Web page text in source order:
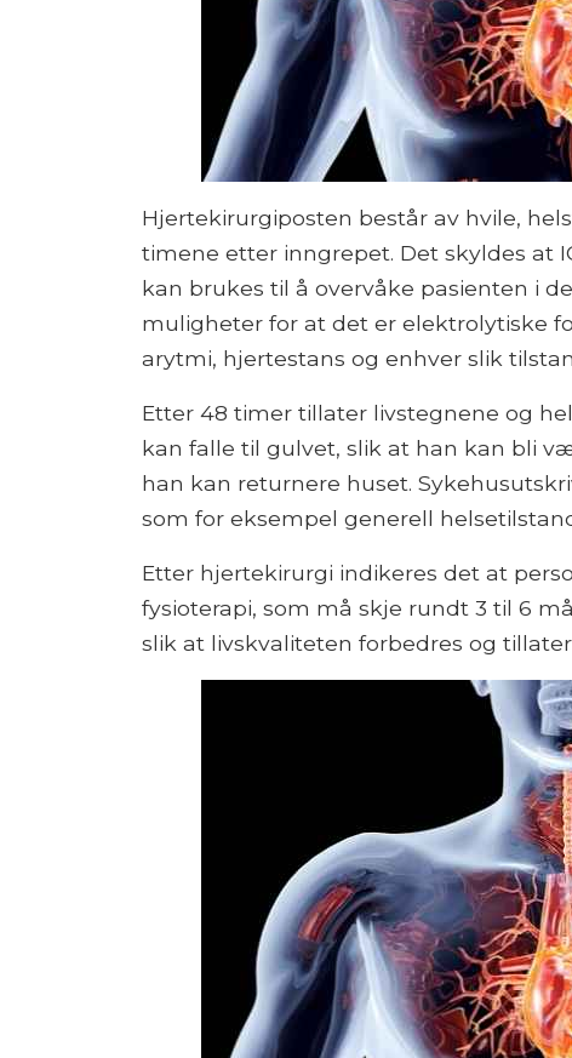
Hjertekirurgiposten består av hvile,
timene etter inngrepet. Det skyldes at
kan brukes til å overvåke pasienten i
muligheter for at det er elektrolytiske
arytmi, hjertestans og enhver slik
Etter 48 timer tillater livstegnene og
kan falle til gulvet, slik at han kan bli
han kan returnere huset.
som for eksempel generell
Etter hjertekirurgi indikeres det at
fysioterapi, som må skje rundt 3 til 6
slik at livskvaliteten forbedres og